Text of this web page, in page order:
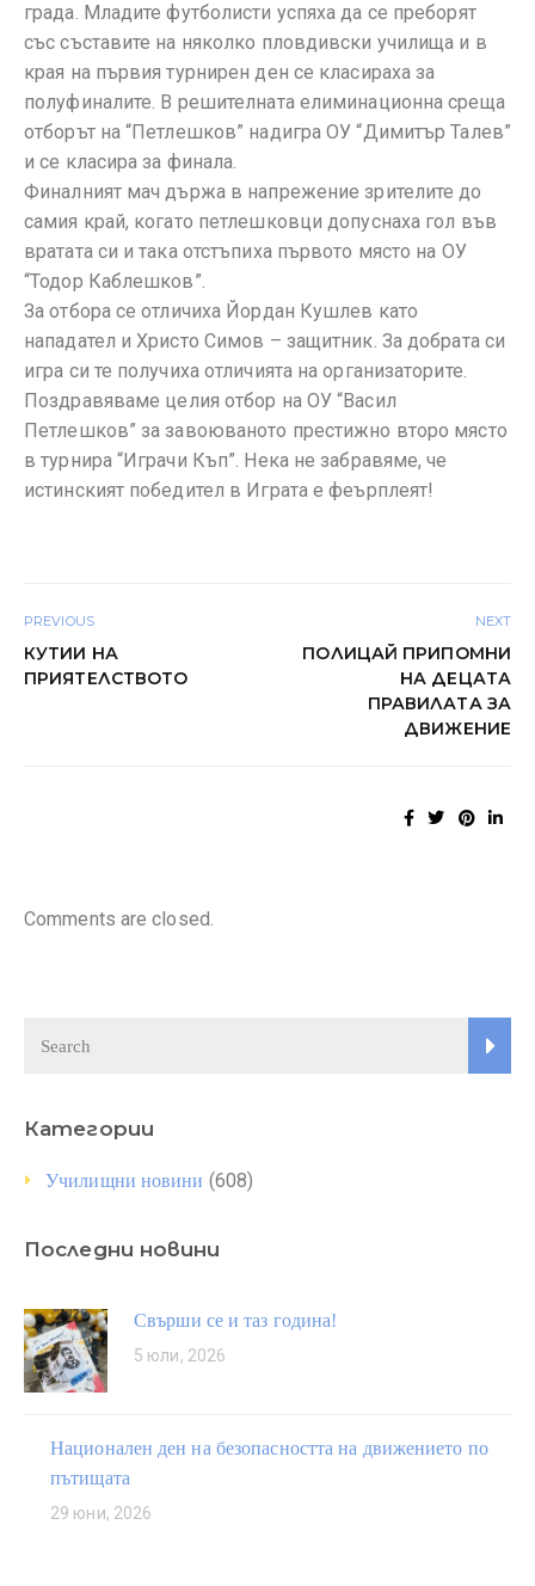
града. Младите футболисти успяха да се преборят
със съставите на няколко пловдивски училища и в
края на първия турнирен ден се класираха за
полуфиналите. В решителната елиминационна среща
отборът на “Петлешков” надигра ОУ “Димитър Талев”
и се класира за финала.
Финалният мач държа в напрежение зрителите до
самия край, когато петлешковци допуснаха гол във
вратата си и така отстъпиха първото място на ОУ
“Тодор Каблешков”.
За отбора се отличиха Йордан Кушлев като
нападател и Христо Симов – защитник. За добрата си
игра си те получиха отличията на организаторите.
Поздравяваме целия отбор на ОУ “Васил
Петлешков” за завоюваното престижно второ място
в турнира “Играчи Къп”. Нека не забравяме, че
истинският победител в Играта е феърплеят!
PREVIOUS
КУТИИ НА
ПРИЯТЕЛСТВОТО
NEXT
ПОЛИЦАЙ ПРИПОМНИ
НА ДЕЦАТА
ПРАВИЛАТА ЗА
ДВИЖЕНИЕ
Comments are closed.
Категории
Училищни новини (608)
Последни новини
Свърши се и таз година!
5 юли, 2026
Национален ден на безопасността на движението по
пътищата
29 юни, 2026